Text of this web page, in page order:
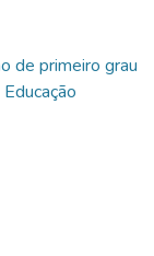
de primeiro grau
Educação